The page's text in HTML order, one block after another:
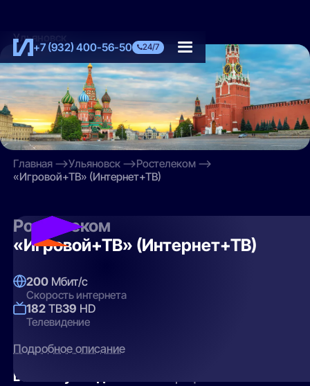
+7 (932) 400-56-50 24/7
Ульяновск
Главная Ульяновск
Ростелеком
«Игровой+ТВ» (Интернет+ТВ)
Ростелеком
«Игровой+ТВ» (Интернет+ТВ)
200 Мбит/с
Скорость интернета
182 ТВ39 HD
Телевидение
Подробное описание
Вам могут подойти